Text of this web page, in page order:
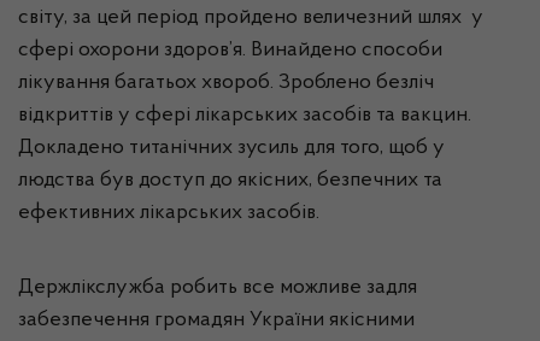
світу, за цей період пройдено величезний шлях у
сфері охорони здоров’я. Винайдено способи
лікування багатьох хвороб. Зроблено безліч
відкриттів у сфері лікарських засобів та вакцин.
Докладено титанічних зусиль для того, щоб у
людства був доступ до якісних, безпечних та
ефективних лікарських засобів.
Держлікслужба робить все можливе задля
забезпечення громадян України якісними